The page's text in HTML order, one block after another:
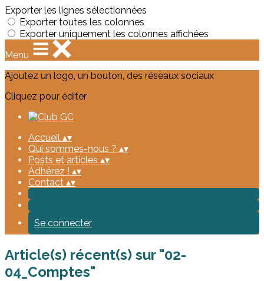
Exporter les lignes sélectionnées
Exporter toutes les colonnes
Exporter uniquement les colonnes affichées
Menu
Ajoutez un logo, un bouton, des réseaux sociaux
Cliquez pour éditer
Accueil ▴▾
Qui sommes-nous ? ▴▾
Posts et articles ▴▾
Adhérez ! ▴▾
Contact ▴▾
Se connecter
Article(s) récent(s) sur "02-
04_Comptes"